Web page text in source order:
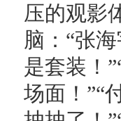
压的观影
脑：“张
是套装！
场面！”“